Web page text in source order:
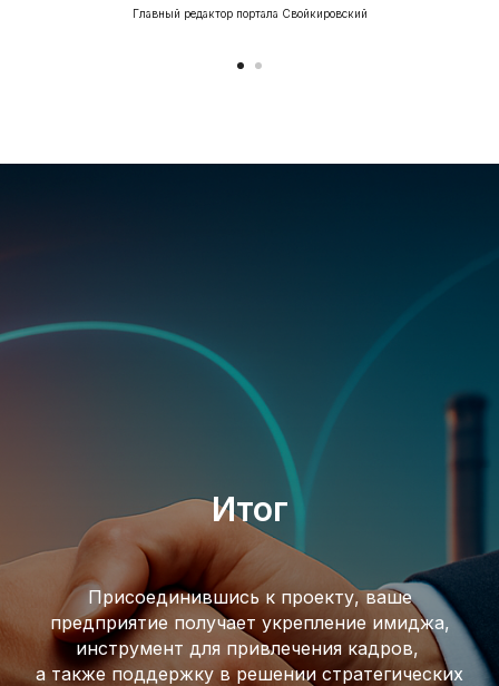
Главный редактор портала Свойкировский
Итог
Присоединившись к проекту, ваше
предприятие получает укрепление имиджа,
инструмент для привлечения кадров,
а также поддержку в решении стратегических